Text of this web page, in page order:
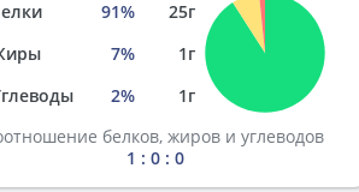
91% 25г
7% 1г
2% 1г
белков, жиров и углеводов
1 : 0 : 0